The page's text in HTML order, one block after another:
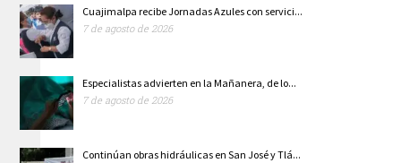
Cuajimalpa recibe Jornadas Azules con servici...
7 de agosto de 2026
Especialistas advierten en la Mañanera, de lo...
7 de agosto de 2026
Continúan obras hidráulicas en San José y Tlá...